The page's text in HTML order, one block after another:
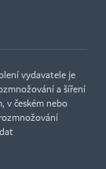
vydavatele je
a šíření
v českém nebo